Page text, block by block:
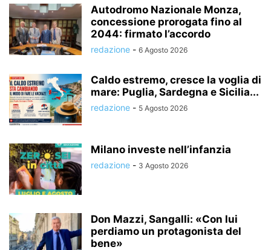
Autodromo Nazionale Monza,
concessione prorogata fino al
2044: firmato l’accordo
redazione - 6 Agosto 2026
Caldo estremo, cresce la voglia di
mare: Puglia, Sardegna e Sicilia...
redazione - 5 Agosto 2026
Milano investe nell’infanzia
redazione - 3 Agosto 2026
Don Mazzi, Sangalli: «Con lui
perdiamo un protagonista del
bene»